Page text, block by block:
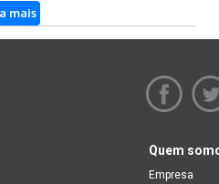
mais
Quem
Empresa